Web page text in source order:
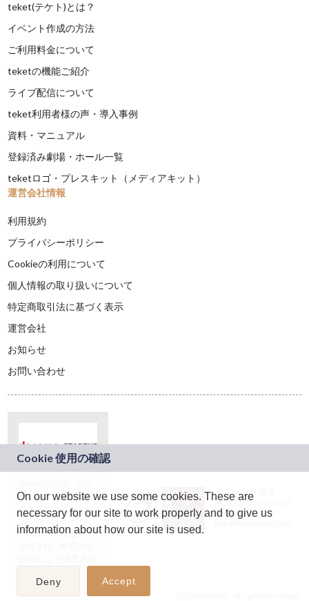
teket(テケト)とは？
イベント作成の方法
ご利用料金について
teketの機能ご紹介
ライブ配信について
teket利用者様の声・導入事例
資料・マニュアル
登録済み劇場・ホール一覧
teketロゴ・プレスキット（メディアキット）
運営会社情報
利用規約
プライバシーポリシー
Cookieの利用について
個人情報の取り扱いについて
特定商取引法に基づく表示
運営会社
お知らせ
お問い合わせ
ドコモグループの新
規事業創出プログラ
ム「docomo
STARTUP」を通じて
JASRAC許諾番号：
9024936001Y45037
JASRAC許諾番号：
On our website we use some cookies. These are
necessary for our site to work properly and to give us
information about how our site is used.
Deny Accept